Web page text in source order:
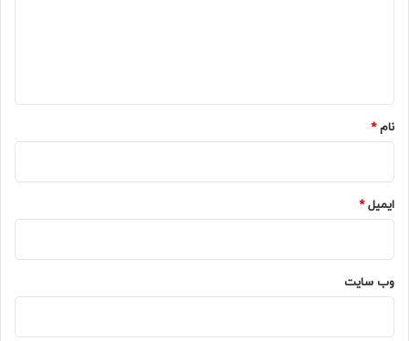
نام*
ایمیل*
وب‌ سایت